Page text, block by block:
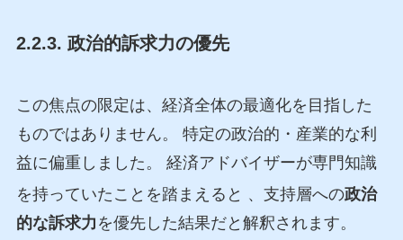
2.2.3. 政治的訴求力の優先
この焦点の限定は、経済全体の最適化を目指した
ものではありません。 特定の政治的・産業的な利
益に偏重しました。 経済アドバイザーが専門知識
を持っていたことを踏まえると 、支持層への政治
的な訴求力 を優先した結果だと解釈されます。